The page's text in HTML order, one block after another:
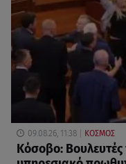
09.08.26, 11:38 ΚΟΣΜΟΣ
Κόσοβο: